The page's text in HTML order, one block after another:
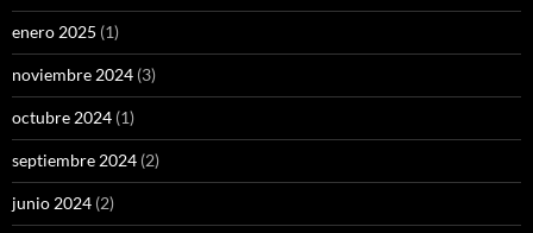
enero 2025 (1)
noviembre 2024 (3)
octubre 2024 (1)
septiembre 2024 (2)
junio 2024 (2)